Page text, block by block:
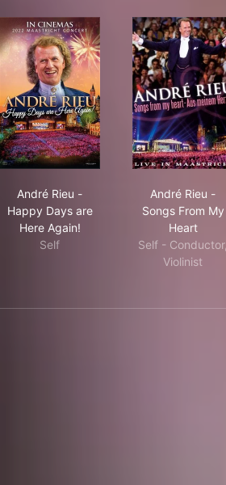
André Rieu -
Happy Days are
Here Again!
Self
André Rieu -
Songs From My
Heart
Self - Conductor,
Violinist